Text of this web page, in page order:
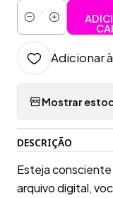
Quantidade
Adicionar
Mostrar
DESCRIÇÃO
Esteja
arquivo digital,